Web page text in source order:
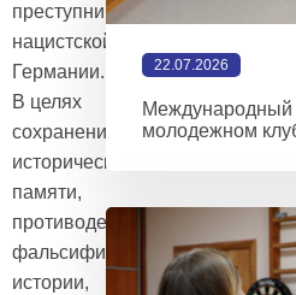
преступников
нацистской
Германии.
В целях
сохранения
исторической
памяти,
противодействия
фальсификации
истории,
22.07.2026
Международный
молодежном